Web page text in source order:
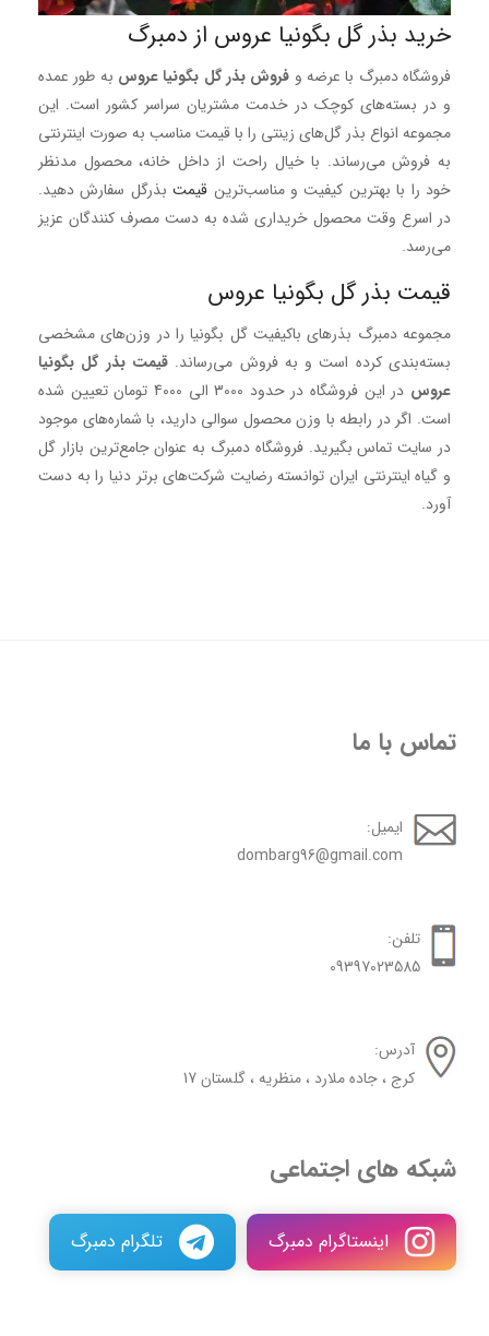
خرید بذر گل بگونیا عروس از دمبرگ
فروشگاه دمبرگ با عرضه و فروش بذر گل بگونیا عروس به طور عمده
و در بسته‌های کوچک در خدمت مشتریان سراسر کشور است. این
مجموعه انواع بذر گل‌های زینتی را با قیمت مناسب به صورت اینترنتی
به فروش می‌رساند. با خیال راحت از داخل خانه، محصول مدنظر
خود را با بهترین کیفیت و مناسب‌ترین قیمت بذرگل سفارش دهید.
در اسرع وقت محصول خریداری شده به دست مصرف کنندگان عزیز
می‌رسد.
قیمت بذر گل بگونیا عروس
مجموعه دمبرگ بذرهای باکیفیت گل بگونیا را در وزن‌های مشخصی
بسته‌بندی کرده است و به فروش می‌رساند.قیمت بذر گل بگونیا
عروس
در این فروشگاه در حدود 3000 الی 4000 تومان تعیین شده
است. اگر در رابطه با وزن محصول سوالی دارید، با شماره‌های موجود
در سایت تماس بگیرید. فروشگاه دمبرگ به عنوان جامع‌ترین بازار گل
و گیاه اینترنتی ایران توانسته رضایت شرکت‌های برتر دنیا را به دست
آورد.
تماس با ما
ایمیل:
dombarg96@gmail.com
تلفن:
09397023585
آدرس:
کرج ، جاده ملارد ، منظریه ، گلستان 17
شبکه های اجتماعی
اینستاگرام دمبرگ تلگرام دمبرگ